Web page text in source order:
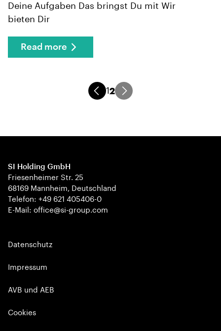
Deine Aufgaben Das bringst Du mit Wir
bieten Dir
Read more
12
SI Holding GmbH
Friesenheimer Str. 25
68169 Mannheim, Deutschland
Telefon: +49 621 405406-0
E-Mail: office@si-group.com
Datenschutz
Impressum
AVB und AEB
Cookies